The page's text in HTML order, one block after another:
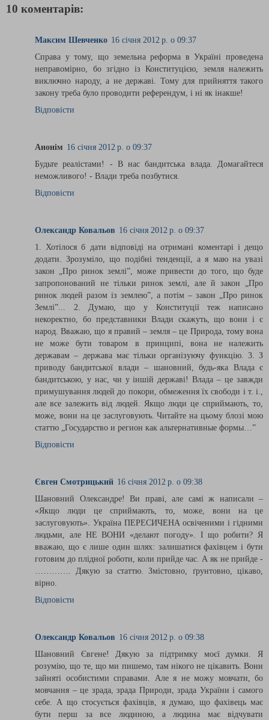
10 коментарів:
Максим Шевченко 16 січня 2012 р. о 09:37
Справа у тому, що земельна реформа в Україні проведена
неправомірно, бо згідно із Конституцією, земля належить
виключно народу, а не державі. Тому для прийняття такого
закону треба було проводити референдум, і ні як інакше!
Відповісти
Анонім 16 січня 2012 р. о 09:37
Будьте реалістами! - В нас бандитська влада. Домагайтеся
неможливого! - Влади треба позбутися.
Відповісти
Олександр Ковальов 16 січня 2012 р. о 09:37
1. Хотілося б дати відповіді на отримані коментарі і дещо
додати. Зрозуміло, що подібні тенденції, а я маю на увазі
закон „Про ринок землі”, може привести до того, що буде
запропонований не тільки ринок землі, але й закон „Про
ринок людей разом із землею”, а потім – закон „Про ринок
Землі”... 2. Думаю, що у Конституції теж написано
некоректно, бо представники Влади скажуть, що вони і є
народ. Вважаю, що я правий – земля – це Природа, тому вона
не може бути товаром в принципі, вона не належить
державам – держава має тільки організуючу функцію. 3. З
приводу бандитської влади – шановний, будь-яка Влада є
бандитською, у нас, чи у іншій державі! Влада – це завжди
примушування людей до покори, обмеження їх свободи і т. і.,
але все залежить від людей. Якщо люди це сприймають, то,
може, вони на це заслуговують. Читайте на цьому блозі мою
статтю „Государство и регион как альтернативные формы…”
Відповісти
Євген Смотрицький 16 січня 2012 р. о 09:38
Шановний Олександре! Ви праві, але самі ж написали –
«Якщо люди це сприймають, то, може, вони на це
заслуговують». Україна ПЕРЕСИЧЕНА освіченими і гідними
людьми, але НЕ ВОНИ «делают погоду». І що робити? Я
вважаю, що є лише один шлях: залишатися фахівцем і бути
готовим до плідної роботи, коли прийде час. А як не прийде -
…………. Дякую за статтю. Змістовно, ґрунтовно, цікаво,
вірно.
Відповісти
Олександр Ковальов 16 січня 2012 р. о 09:38
Шановний Євгене! Дякую за підтримку моєї думки. Я
розумію, що те, що ми пишемо, там нікого не цікавить. Вони
зайняті особистими справами. Але я не можу мовчати, бо
мовчання – це зрада, зрада Природи, зрада України і самого
себе. А що стосується фахівців, я думаю, що фахівець має
бути перш за все людиною, а людина має відчувати